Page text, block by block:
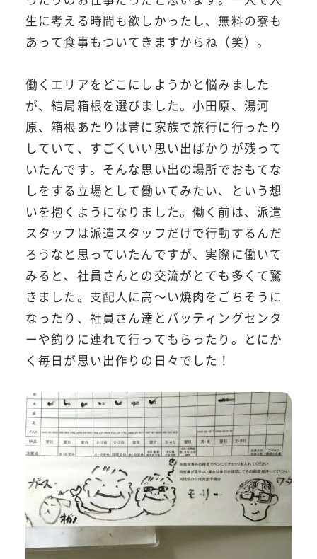
生に考える時間も欲しかったし、無料の寮も
あって食事もついてきますからね（笑）。
働くエリアをどこにしようかと悩みました
が、結局箱根を選びました。小田原、湯河
原、箱根あたりは昔に家族で旅行に行ったり
していて、すごくいい思い出ばかりが残って
いたんです。そんな思い出の場所でおもてな
しをする立場として働いてみたい、という想
いを抱くようになりました。働く前は、派遣
スタッフは派遣スタッフだけで行動するんだ
ろうなと思っていたんですが、実際に働いて
みると、社員さんとの交流がとても多くて驚
きました。支配人に高～い焼肉をごちそうに
なったり、社員さん達とバッティングセンタ
ーや釣りに連れて行ってもらったり。とにか
く毎日が思い出作りの日々でした！